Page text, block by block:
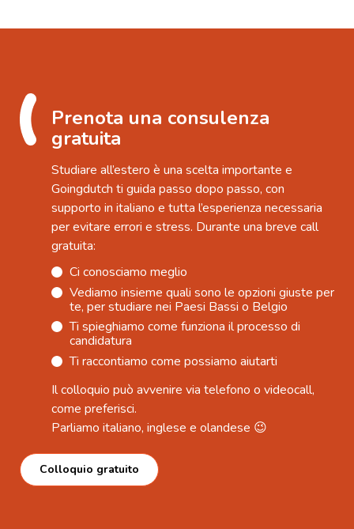
Prenota una consulenza
gratuita
Studiare all’estero è una scelta importante e
Goingdutch ti guida passo dopo passo, con
supporto in italiano e tutta l’esperienza necessaria
per evitare errori e stress. Durante una breve call
gratuita:
Ci conosciamo meglio
Vediamo insieme quali sono le opzioni giuste per
te, per studiare nei Paesi Bassi o Belgio
Ti spieghiamo come funziona il processo di
candidatura
⁠Ti raccontiamo come possiamo aiutarti
Il colloquio può avvenire via telefono o videocall,
come preferisci.
Parliamo italiano, inglese e olandese 😉
Colloquio gratuito